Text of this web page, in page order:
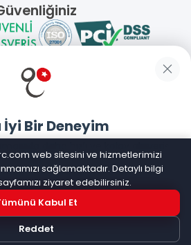
Medya
– Her Zaman Daha İyisi Vardır
İyi Bir Deneyim
daha hızlı ve kolay alışveriş
yapın
Hemen Dene!
açılacak, değilseGoogle Play'e
web sitesini ve hizmetlerimizi
sağlamaktadır. Detaylı bilgi
ziyaret edebilirsiniz.
Kabul Et
Reddet